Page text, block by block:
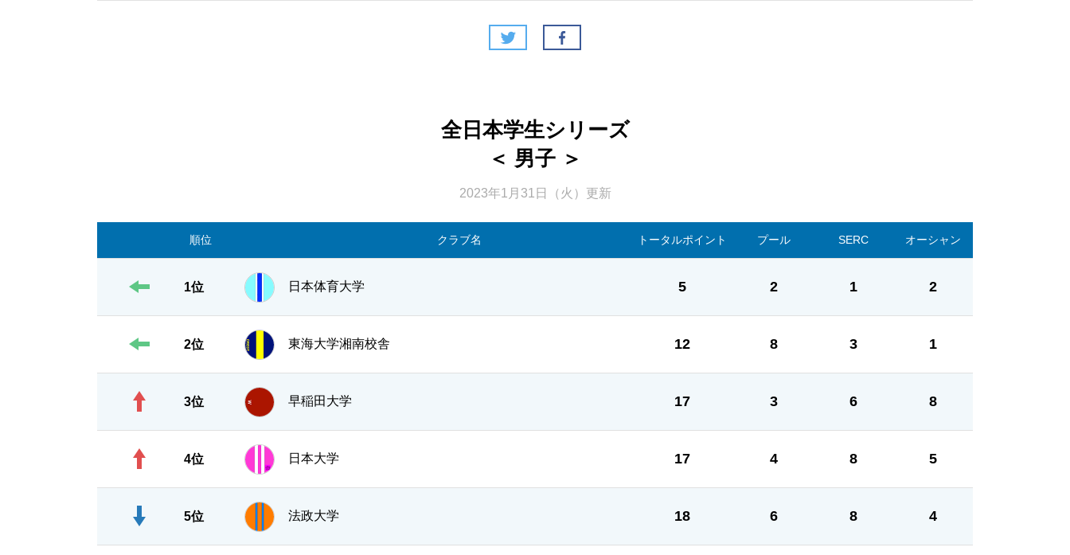
全日本学生シリーズ
＜ 男子 ＞
2023年1月31日（火）更新
順位 クラブ名 トータルポイント プール SERC オーシャン
1位 日本体育大学 5 2 1 2
2位 東海大学湘南校舎 12 8 3 1
3位 早稲田大学 17 3 6 8
4位 日本大学 17 4 8 5
5位 法政大学 18 6 8 4